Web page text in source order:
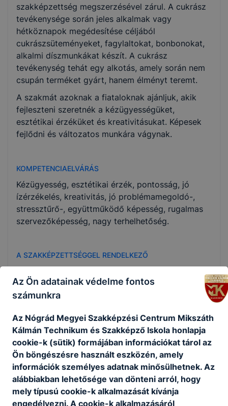
KKK/PTT
KKK letöltése (pdf)
PTT letöltése (pdf)
Okleveles technikusképzés
szakképzettség megszerzésével zárul. A cukrász
tevékenysége során jeles alkalmak vagy
hétköznapok megédesítése céljából
cukrászsüteményeket, fagylaltokat, bonbonokat,
alkalmi díszmunkákat készít. A cukrász
tevékenység tehát egy alkotás, amely során nem
csupán terméket gyárt, hanem élményt teremt.
A szakmát azoknak a fiataloknak ajánljuk, akik
fejleszteni szeretnék a kézügyességüket,
esztétikai érzéküket és kreativitásukat. Képesek
fejlődni és változatos munkára vágynak.
KOMPETENCIAELVÁRÁS
Kézügyesség, esztétikai érzék, pontosság, jó
ízérzékelés, kreativitás, jó problémamegoldó-,
stressztűrő-, együttműködő képesség, rugalmas
szervezőképesség, nagy terhelhetőség.
A SZAKKÉPZETTSÉGGEL RENDELKEZŐ
kiválasztja a szükséges alapanyagokat;
kiszámítja a hozzávalók mennyiségét;
számításaihoz szoftvereket használ;
szakszerűen használja a cukrászati
munkaeszközöket, gépeket,
berendezéseket;
betartja a munkavédelmi,
környezetvédelmi, higiéniai,
élelmiszerbiztonsági előírásokat;
Az Ön adatainak védelme fontos
számunkra
Az Nógrád Megyei Szakképzési Centrum Mikszáth
Kálmán Technikum és Szakképző Iskola honlapja
cookie-k (sütik) formájában információkat tárol az
Ön böngészésre használt eszközén, amely
információk személyes adatnak minősülhetnek. Az
alábbiakban lehetősége van dönteni arról, hogy
mely típusú cookie-k alkalmazását kívánja
engedélyezni. A cookie-k alkalmazásáról